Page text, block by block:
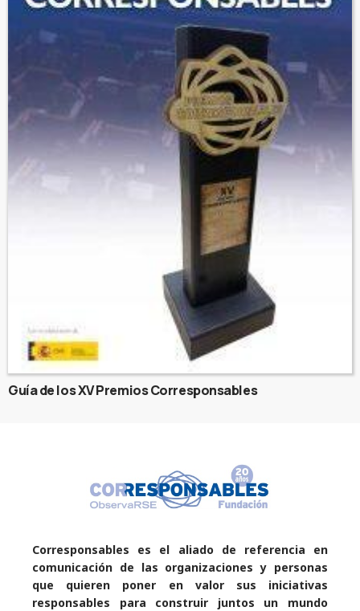
Guía de los XV Premios Corresponsables
Corresponsables es el aliado de referencia en
comunicación de las organizaciones y personas
que quieren poner en valor sus iniciativas
responsables para construir juntos un mundo